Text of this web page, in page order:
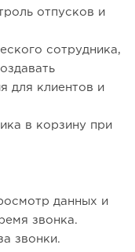
отпусков и
сотрудника,
для клиентов и
в корзину при
данных и
звонка.
звонки.